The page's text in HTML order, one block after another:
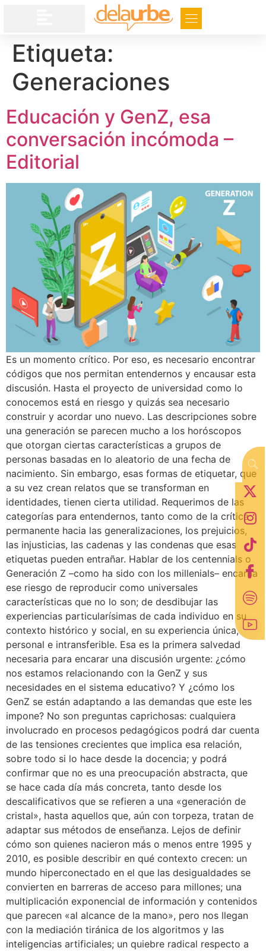
Etiqueta:
Generaciones
Educación y GenZ, esa
conversación incómoda –
Editorial
Es un momento crítico. Por eso, es necesario encontrar
códigos que nos permitan entendernos y encausar esta
discusión. Hasta el proyecto de universidad como lo
conocemos está en riesgo y quizás sea necesario
construir y acordar uno nuevo. Las descripciones sobre
una generación se parecen mucho a los horóscopos
que otorgan ciertas características a grupos de
personas basadas en lo aleatorio de una fecha de
nacimiento. Sin embargo, esas formas de etiquetar, que
a su vez crean relatos que se transforman en
identidades, tienen cierta utilidad. Requerimos de las
categorías para entendernos, tanto como de la crítica
permanente hacia las generalizaciones, los prejuicios,
las injusticias, las cadenas y las condenas que esas
etiquetas pueden entrañar. Hablar de los centennials o
Generación Z –como ha sido con los millenials– encarna
ese riesgo de reproducir como universales
características que no lo son; de desdibujar las
experiencias particularísimas de cada individuo en su
contexto histórico y social, en su experiencia única,
personal e intransferible. Esa es la primera salvedad
necesaria para encarar una discusión urgente: ¿cómo
nos estamos relacionando con la GenZ y sus
necesidades en el sistema educativo? Y ¿cómo los
GenZ se están adaptando a las demandas que este les
impone? No son preguntas caprichosas: cualquiera
involucrado en procesos pedagógicos podrá dar cuenta
de las tensiones crecientes que implica esa relación,
sobre todo si lo hace desde la docencia; y podrá
confirmar que no es una preocupación abstracta, que
se hace cada día más concreta, tanto desde los
descalificativos que se refieren a una «generación de
cristal», hasta aquellos que, aún con torpeza, tratan de
adaptar sus métodos de enseñanza. Lejos de definir
cómo son quienes nacieron más o menos entre 1995 y
2010, es posible describir en qué contexto crecen: un
mundo hiperconectado en el que las desigualdades se
convierten en barreras de acceso para millones; una
multiplicación exponencial de información y contenidos
que parecen «al alcance de la mano», pero nos llegan
con la mediación tiránica de los algoritmos y las
inteligencias artificiales; un quiebre radical respecto a